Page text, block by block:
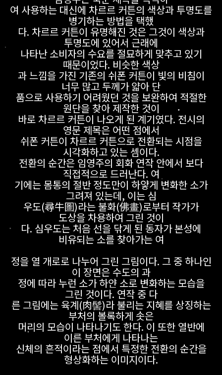
여 사용하는 대신에 차르르 커튼의 색상과 투명도를
병기하는 방법을 택했
다. 차르르 커튼이 유명해진 것은 그것이 색상과
투명도에 있어서 근래에
나타난 소비자의 수요를 절묘하게 맞추고 있기
때문이었다. 비슷한 색상
과 느낌을 가진 기존의 쉬폰 커튼이 빛의 비침이
너무 많고 두께가 얇아 단
품으로 사용하기 어려웠던 것을 보완하여 적절한
원단을 찾아 제작한 것이
바로 차르르 커튼이 나오게 된 계기였다. 전시의
영문 제목은 어떤 점에서
쉬폰 커튼이 차르르 커튼으로 전환되는 시점을
시각화하고 있는 셈이다.
전환의 순간은 임영주의 회화 연작 안에서 보다
직접적으로 드러난다. 여
기에는 몸통의 절반 정도만이 하얗게 변화한 소가
그려져 있는데, 이는 심
우도(尋牛圖)라는 불화(佛畫)로부터 작가가
도상을 차용하여 그린 것이
다. 심우도는 처음 선을 닦게 된 동자가 본성에
비유되는 소를 찾아가는 여
정을 열 개로로 나누어 그린 그림이다. 그 중 하나인
이 장면은 수도의 과
정에 따라 누런 소가 하얀 소로 변화하는 모습을
그린 것이다. 연작 중 다
른 그림에는 육계(肉髻)라 불리는 지혜를 상징하는
부처의 볼록하게 솟은
머리의 모습이 나타나기도 한다. 이 또한 열반에
이른 부처에게 나타나는
신체의 흔적이라는 점에서 특정한 전환의 순간을
형상화하는 이미지이다.